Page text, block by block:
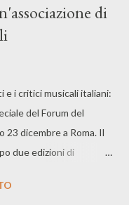
di
e i critici musicali italiani:
del Forum del
23 dicembre a Roma. Il
due edizioni di
dal 21 al 23 al